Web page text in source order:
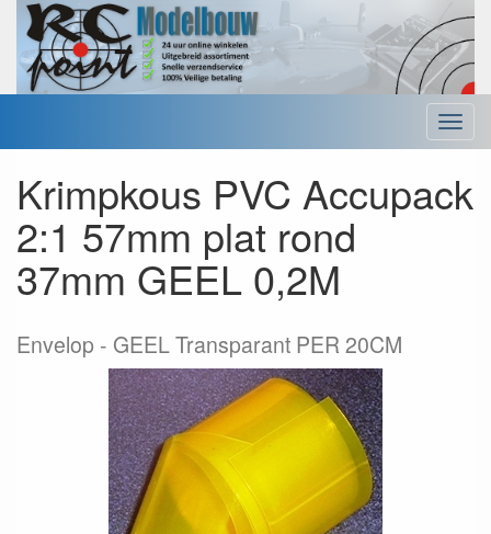
Menu
Krimpkous PVC Accupack
2:1 57mm plat rond
37mm GEEL 0,2M
Envelop GEEL Transparant PER 20CM